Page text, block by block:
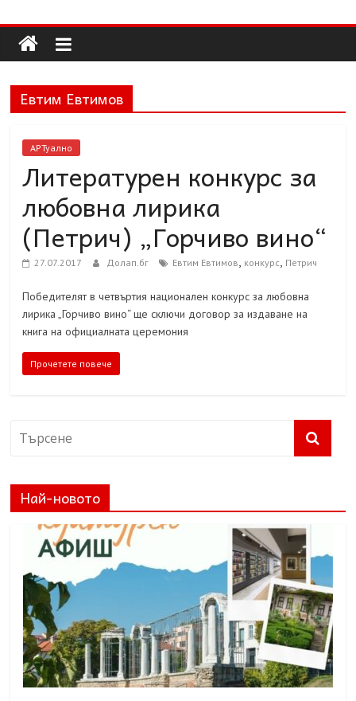
to
content
Долап
БГ
култура|
пътешествия|
мода|
събития|
кухня|
реклама|
минало|
Евтим Евтимов
АРТуално
Литературен конкурс за
любовна лирика
(Петрич) „Горчиво вино“
27.07.2017 Долап.бг Евтим Евтимов, конкурс, Петрич
Победителят в четвъртия национален конкурс за любовна
лирика „Горчиво вино“ ще сключи договор за издаване на
книга на официалната церемония
Прочетете повече
Най-новото